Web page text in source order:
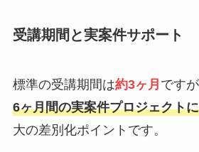
受講期間と実案件サポート
標準の受講期間は約3ヶ月 です
6ヶ月間の実案件プロジェクト
大の差別化ポイントです。